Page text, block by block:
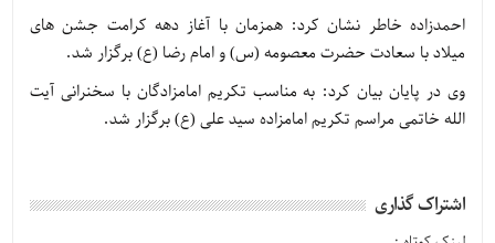
احمدزاده خاطر نشان کرد: همزمان با آغاز دهه کرامت جشن های
میلاد با سعادت حضرت معصومه (س) و امام رضا (ع) برگزار شد.
وی در پایان بیان کرد: به مناسب تکریم امامزادگان با سخنرانی آیت
الله خاتمی مراسم تکریم امامزاده سید علی (ع) برگزار شد.
اشتراک گذاری